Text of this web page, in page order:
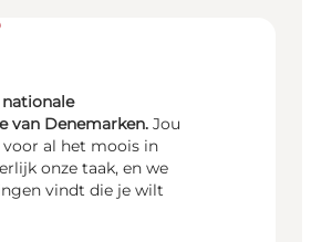
van Denemarken. Jou
al het moois in
onze taak, en we
vindt die je wilt